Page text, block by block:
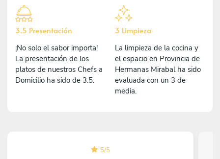
3.5 Presentación
¡No solo el sabor importa!
La presentación de los
platos de nuestros Chefs a
Domicilio ha sido de 3.5.
3 Limpieza
La limpieza de la cocina y
el espacio en Provincia de
Hermanas Mirabal ha sido
evaluada con un 3 de
media.
5/5